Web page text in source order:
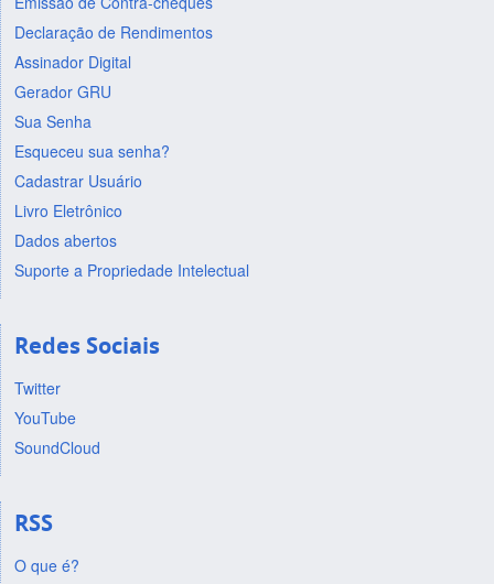
Declaração de Rendimentos
Assinador Digital
Gerador GRU
Sua Senha
Esqueceu sua senha?
Cadastrar Usuário
Livro Eletrônico
Dados abertos
Suporte a Propriedade Intelectual
Redes Sociais
Twitter
YouTube
SoundCloud
RSS
O que é?